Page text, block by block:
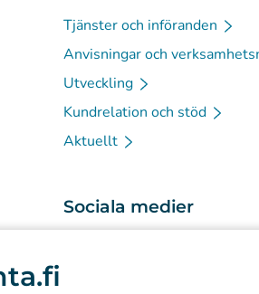
Tjänster och införanden
Anvisningar och
Utveckling
Kundrelation och stöd
Aktuellt
Sociala medier